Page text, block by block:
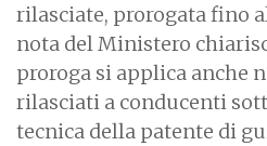
rilasciate, prorogata fino
nota del Ministero
proroga si applica anche
rilasciati a conducenti
tecnica della patente di